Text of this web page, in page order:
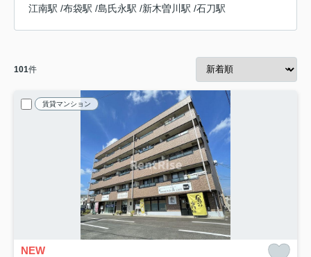
江南駅 /布袋駅 /島氏永駅 /新木曽川駅 /石刀駅
101件
賃貸マンション
NEW